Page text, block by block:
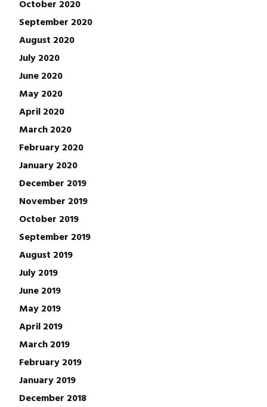
October 2020
September 2020
August 2020
July 2020
June 2020
May 2020
April 2020
March 2020
February 2020
January 2020
December 2019
November 2019
October 2019
September 2019
August 2019
July 2019
June 2019
May 2019
April 2019
March 2019
February 2019
January 2019
December 2018